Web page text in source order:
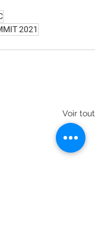
2021
Voir tout